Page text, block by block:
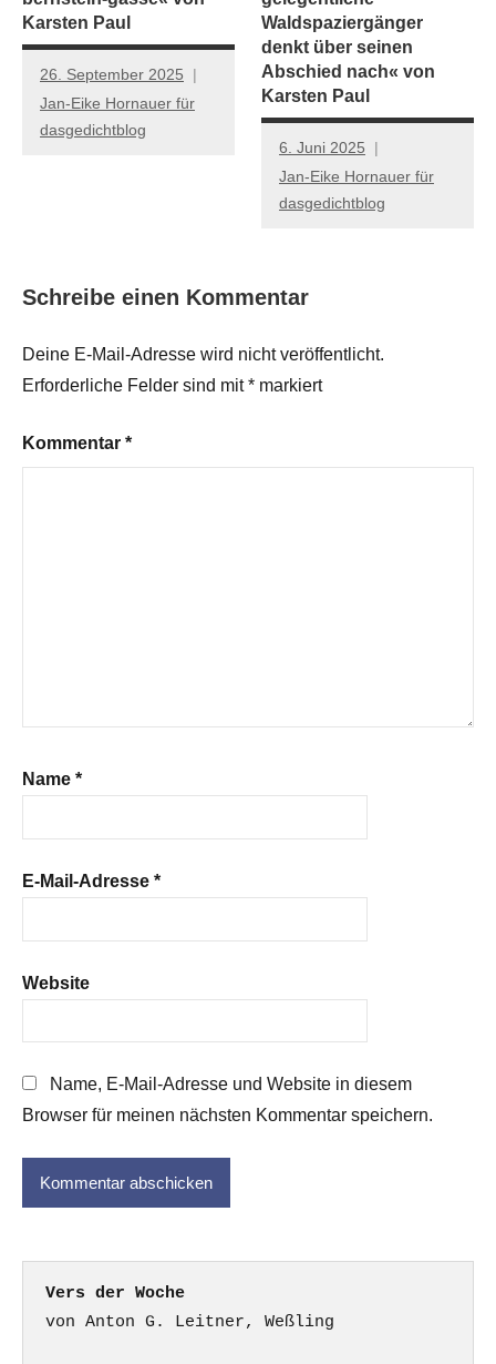
Karsten Paul
26. September 2025
Jan-Eike Hornauer für
dasgedichtblog
Waldspaziergänger
denkt über seinen
Abschied nach« von
Karsten Paul
6. Juni 2025
Jan-Eike Hornauer für
dasgedichtblog
Schreibe einen Kommentar
Deine E-Mail-Adresse wird nicht veröffentlicht.
Erforderliche Felder sind mit* markiert
Kommentar *
Name *
E-Mail-Adresse *
Website
Name, E-Mail-Adresse und Website in diesem
Browser für meinen nächsten Kommentar speichern.
Vers der Woche